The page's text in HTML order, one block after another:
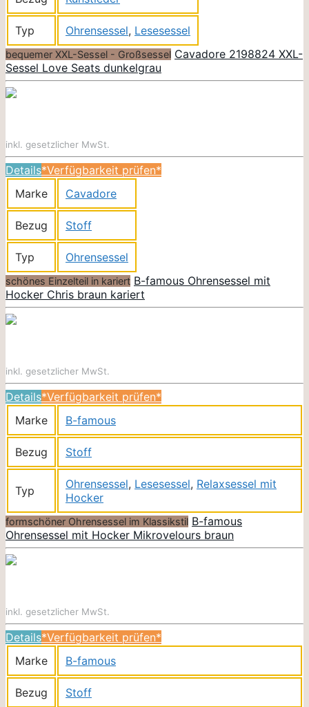
Typ Ohrensessel, Lesesessel
bequemer XXL-Sessel - Großsessel Cavadore 2198824 XXL-
Sessel Love Seats dunkelgrau
inkl. gesetzlicher MwSt.
Details*Verfügbarkeit prüfen*
Marke
Cavadore
Bezug Stoff
Typ Ohrensessel
schönes Einzelteil in kariert B-famous Ohrensessel mit
Hocker Chris braun kariert
inkl. gesetzlicher MwSt.
Details*Verfügbarkeit prüfen*
Marke
B-famous
Bezug Stoff
Typ Ohrensessel, Lesesessel, Relaxsessel mit
Hocker
formschöner Ohrensessel im Klassikstil B-famous
Ohrensessel mit Hocker Mikrovelours braun
inkl. gesetzlicher MwSt.
Details*Verfügbarkeit prüfen*
Marke
B-famous
Bezug Stoff